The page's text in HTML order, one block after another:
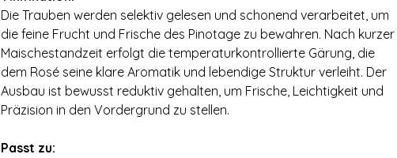
Die Trauben werden selektiv gelesen und schonend verarbeitet, um
die feine Frucht und Frische des Pinotage zu bewahren. Nach kurzer
Maischestandzeit erfolgt die temperaturkontrollierte Gärung, die
dem Rosé seine klare Aromatik und lebendige Struktur verleiht. Der
Ausbau ist bewusst reduktiv gehalten, um Frische, Leichtigkeit und
Präzision in den Vordergrund zu stellen.
Passt zu: